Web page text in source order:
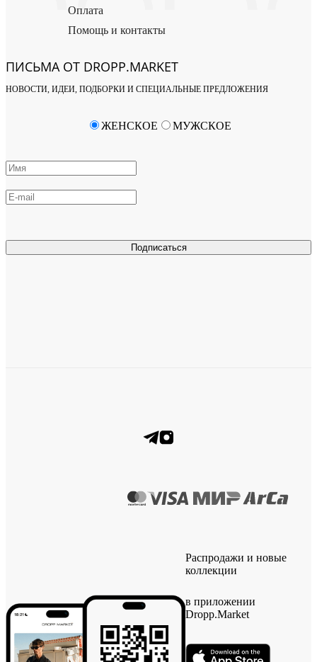
Оплата
Помощь и контакты
ПИСЬМА ОТ DROPP.MARKET
НОВОСТИ, ИДЕИ, ПОДБОРКИ И СПЕЦИАЛЬНЫЕ ПРЕДЛОЖЕНИЯ
Подписаться
ЖЕНСКОЕ МУЖСКОЕ
Распродажи и новые
коллекции
в приложении
Dropp.Market